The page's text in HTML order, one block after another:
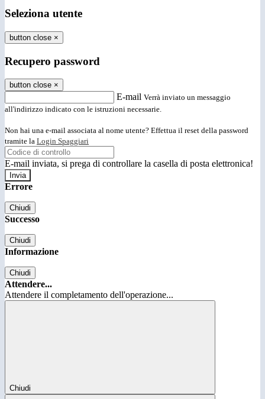
Seleziona utente
button close ×
Recupero password
button close ×
E-mail Verrà inviato un messaggio
all'indirizzo indicato con le istruzioni necessarie.
Non hai una e-mail associata al nome utente? Effettua il reset della password
tramite la Login Spaggiari
E-mail inviata, si prega di controllare la casella di posta elettronica!
Errore
Chiudi
Successo
Chiudi
Informazione
Chiudi
Attendere...
Attendere il completamento dell'operazione...
Chiudi